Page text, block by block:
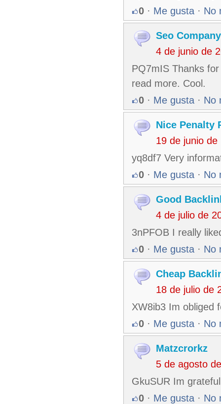
0 · Me gusta · No
Seo Company
4 de junio de
PQ7mIS Thanks
read more. Cool.
0 · Me gusta · No
Nice Penalty
19 de junio
yq8df7 Very
0 · Me gusta · No
Good
4 de julio de
3nPFOB I really
0 · Me gusta · No
Cheap
18 de julio de
XW8ib3 Im obliged
0 · Me gusta · No
Matzcrorkz
5 de agosto
GkuSUR Im
0 · Me gusta · No